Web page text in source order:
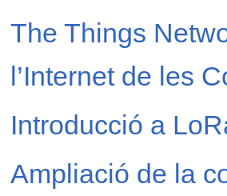
The Things
l’Internet de les
Introducció a
Ampliació de la